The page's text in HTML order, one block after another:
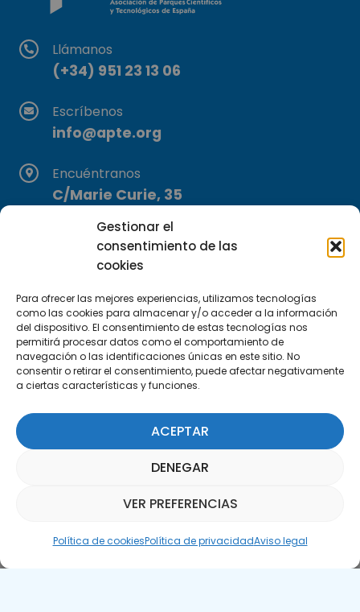
Gestionar el
consentimiento de las
cookies
Para ofrecer las mejores experiencias, utilizamos tecnologías
como las cookies para almacenar y/o acceder a la información
del dispositivo. El consentimiento de estas tecnologías nos
permitirá procesar datos como el comportamiento de
navegación o las identificaciones únicas en este sitio. No
consentir o retirar el consentimiento, puede afectar negativamente
a ciertas características y funciones.
ACEPTAR
DENEGAR
VER PREFERENCIAS
Política de cookiesPolítica de privacidadAviso legal
Llámanos
(+34) 951 23 13 06
Escríbenos
info@apte.org
Encuéntranos
C/Marie Curie, 35
29590 Campanillas, Málaga
Suscríbete a nuestra Newsletter
SUSCRÍBETE AQUÍ